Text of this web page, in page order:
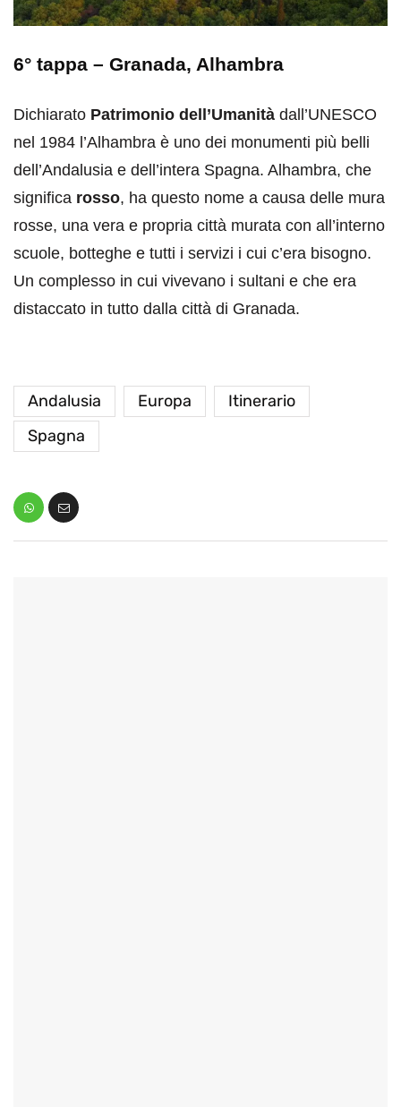
6° tappa – Granada, Alhambra
Dichiarato Patrimonio dell’Umanità dall’UNESCO
nel 1984 l’Alhambra è uno dei monumenti più belli
dell’Andalusia e dell’intera Spagna. Alhambra, che
significa rosso, ha questo nome a causa delle mura
rosse, una vera e propria città murata con all’interno
scuole, botteghe e tutti i servizi i cui c’era bisogno.
Un complesso in cui vivevano i sultani e che era
distaccato in tutto dalla città di Granada.
Andalusia Europa
Itinerario
Spagna